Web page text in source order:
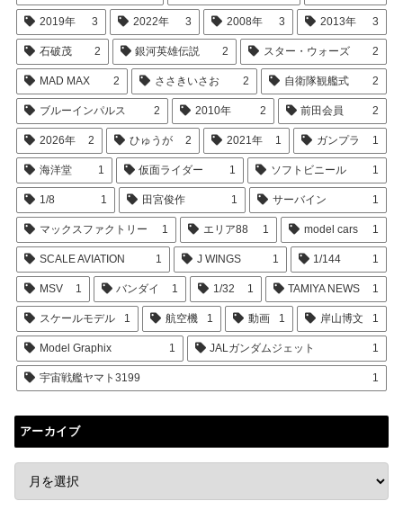
2019年 3 2022年 3 2008年 3 2013年 3
石破茂 2 銀河英雄伝説 2 スター・ウォーズ 2
MAD MAX 2 ささきいさお 2 自衛隊観艦式 2
ブルーインパルス 2 2010年 2 前田会員 2
2026年 2 ひゅうが 2 2021年 1 ガンプラ 1
海洋堂 1 仮面ライダー 1 ソフトビニール 1
1/8 1 田宮俊作 1 サーバイン 1
マックスファクトリー 1 エリア88 1 model cars 1
SCALE AVIATION 1 J WINGS 1 1/144 1
MSV 1 バンダイ 1 1/32 1 TAMIYA NEWS 1
スケールモデル 1 航空機 1 動画 1 岸山博文 1
Model Graphix 1 JALガンダムジェット 1
宇宙戦艦ヤマト3199 1
アーカイブ